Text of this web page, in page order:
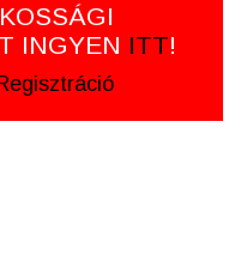
INGYEN ITT!